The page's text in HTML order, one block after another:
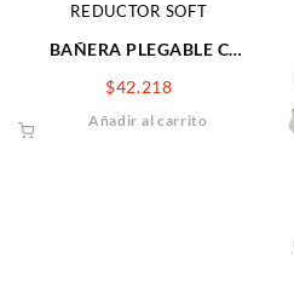
BAÑERA PLEGABLE C
$42.218
Añadir al carrito